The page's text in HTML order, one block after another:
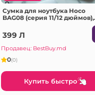
Сумка для ноутбука Hoco
BAG08 (серия 11/12 дюймов),
399 Л
Продавец: BestBuy.md
0(0)
Купить быстро